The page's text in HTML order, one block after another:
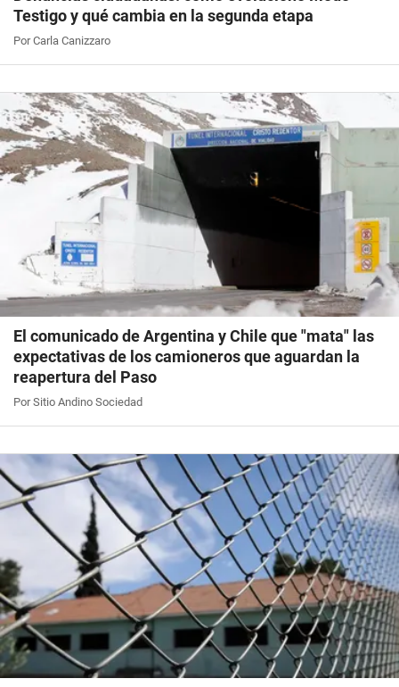
Testigo y qué cambia en la segunda etapa
Por Carla Canizzaro
El comunicado de Argentina y Chile que "mata" las
expectativas de los camioneros que aguardan la
reapertura del Paso
Por Sitio Andino Sociedad